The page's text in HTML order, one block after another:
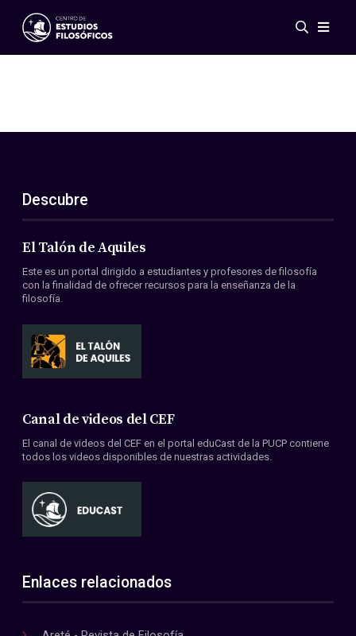
Eventos
ES
EN
Acerca de nosotros
Miembros
Convenios
Descubre
El Talón de Aquiles
Este es un portal dirigido a estudiantes y profesores de filosofía
con la finalidad de ofrecer recursos para la enseñanza de la
filosofía.
Canal de videos del CEF
El canal de videos del CEF en el portal eduCast de la PUCP contiene
todos los videos disponibles de nuestras actividades.
Enlaces relacionados